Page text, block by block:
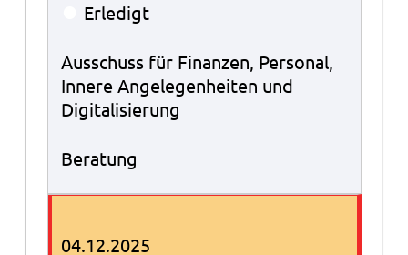
Erledigt
Ausschuss für Finanzen, Personal,
Innere Angelegenheiten und
Digitalisierung
Beratung
04.12.2025